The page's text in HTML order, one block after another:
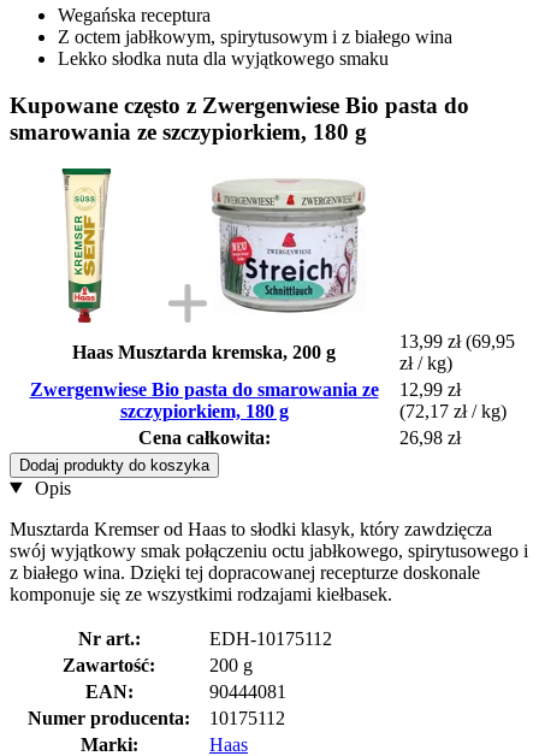
Wegańska receptura
Z octem jabłkowym, spirytusowym i z białego wina
Lekko słodka nuta dla wyjątkowego smaku
Kupowane często z Zwergenwiese Bio pasta do
smarowania ze szczypiorkiem, 180 g
Haas Musztarda kremska, 200 g
13,99 zł (69,95
zł / kg)
Zwergenwiese Bio pasta do smarowania ze
szczypiorkiem, 180 g
12,99 zł
(72,17 zł / kg)
Cena całkowita:
26,98 zł
Dodaj produkty do koszyka
Opis
Musztarda Kremser od Haas to słodki klasyk, który zawdzięcza
swój wyjątkowy smak połączeniu octu jabłkowego, spirytusowego i
z białego wina. Dzięki tej dopracowanej recepturze doskonale
komponuje się ze wszystkimi rodzajami kiełbasek.
Nr art.:
EDH-10175112
Zawartość:
200 g
EAN:
90444081
Numer producenta:
10175112
Marki:
Haas